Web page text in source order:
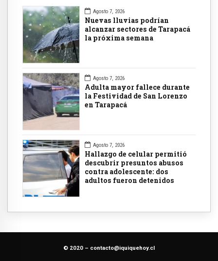
Agosto 7, 2026
Nuevas lluvias podrían
alcanzar sectores de Tarapacá
la próxima semana
Agosto 7, 2026
Adulta mayor fallece durante
la Festividad de San Lorenzo
en Tarapacá
Agosto 7, 2026
Hallazgo de celular permitió
descubrir presuntos abusos
contra adolescente: dos
adultos fueron detenidos
© 2020 – contacto@iquiquehoy.cl